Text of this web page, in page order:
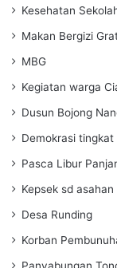
Kesehatan
Makan Bergizi
MBG
Kegiatan warga
Dusun Bojong
Demokrasi tingkat
Pasca Libur
Kepsek sd asahan
Desa Runding
Korban